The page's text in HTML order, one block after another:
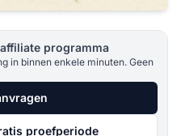
programma
in binnen enkele minuten. Geen
proefperiode